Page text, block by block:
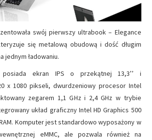
swój pierwszy ultrabook – Elegance
się metalową obudową i dość długim
jednym ładowaniu.
posiada ekran IPS o przekątnej 13,3’’ i
x 1080 pikseli, dwurdzeniowy procesor Intel
zegarem 1,1 GHz i 2,4 GHz w trybie
układ graficzny Intel HD Graphics 500
Komputer jest standardowo wyposażony w
eMMC, ale pozwala również na